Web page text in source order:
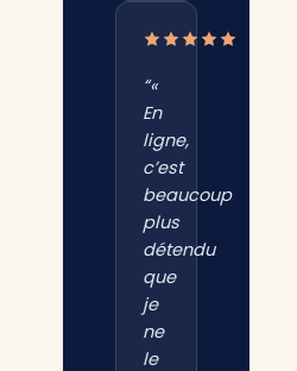
“«
En
ligne,
c’est
beaucoup
plus
détendu
que
je
ne
le